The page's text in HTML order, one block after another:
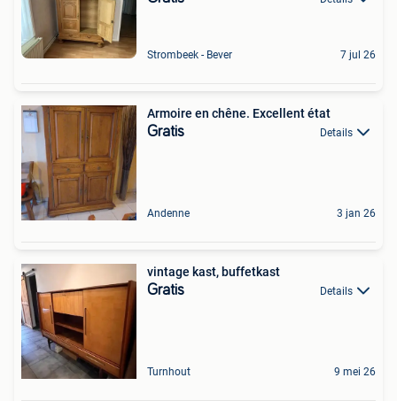
Strombeek - Bever 7 jul 26
Armoire en chêne. Excellent état
Gratis Details
Andenne 3 jan 26
vintage kast, buffetkast
Gratis Details
Turnhout 9 mei 26